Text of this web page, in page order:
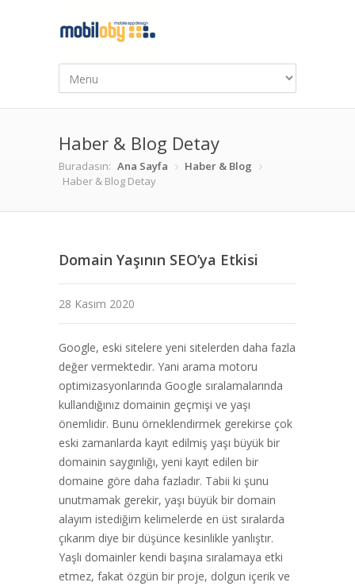
Haber & Blog Detay
Buradasın: Ana Sayfa
Haber & Blog
Haber & Blog Detay
Domain Yaşının SEO’ya Etkisi
28 Kasım 2020
Google, eski sitelere yeni sitelerden daha fazla
değer vermektedir. Yani arama motoru
optimizasyonlarında Google sıralamalarında
kullandığınız domainin geçmişi ve yaşı
önemlidir. Bunu örneklendirmek gerekirse çok
eski zamanlarda kayıt edilmiş yaşı büyük bir
domainin saygınlığı, yeni kayıt edilen bir
domaine göre daha fazladır. Tabii ki şunu
unutmamak gerekir, yaşı büyük bir domain
alayım istediğim kelimelerde en üst sıralarda
çıkarım diye bir düşünce kesinlikle yanlıştır.
Yaşlı domainler kendi başına sıralamaya etki
etmez, fakat özgün bir proje, dolgun içerik ve